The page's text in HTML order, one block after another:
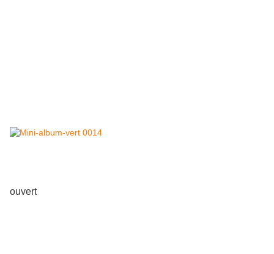
ouvert